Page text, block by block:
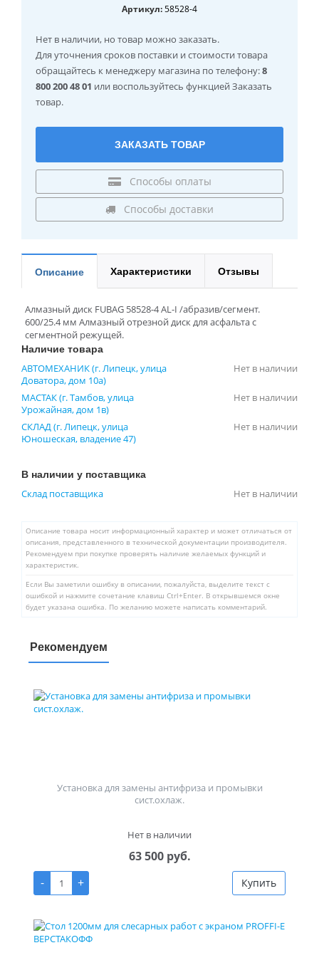
Артикул: 58528-4
Нет в наличии, но товар можно заказать.
Для уточнения сроков поставки и стоимости товара
обращайтесь к менеджеру магазина по телефону:8
800 200 48 01 или воспользуйтесь функцией Заказать
товар.
ЗАКАЗАТЬ ТОВАР
Способы оплаты
Способы доставки
Описание Характеристики Отзывы
Алмазный диск FUBAG 58528-4 AL-I /абразив/сегмент.
600/25.4 мм Алмазный отрезной диск для асфальта с
сегментной режущей.
Наличие товара
АВТОМЕХАНИК (г. Липецк, улица
Доватора, дом 10а)
Нет в наличии
МАСТАК (г. Тамбов, улица
Урожайная, дом 1в)
Нет в наличии
СКЛАД (г. Липецк, улица
Юношеская, владение 47)
Нет в наличии
В наличии у поставщика
Склад поставщика Нет в наличии
Описание товара носит информационный характер и может отличаться от
описания, представленного в технической документации производителя.
Рекомендуем при покупке проверять наличие желаемых функций и
характеристик.
Если Вы заметили ошибку в описании, пожалуйста, выделите текст с
ошибкой и нажмите сочетание клавиш Ctrl+Enter. В открывшемся окне
будет указана ошибка. По желанию можете написать комментарий.
Рекомендуем
Установка для замены антифриза и промывки
сист.охлаж.
Нет в наличии
63 500 руб.
-
+ Купить